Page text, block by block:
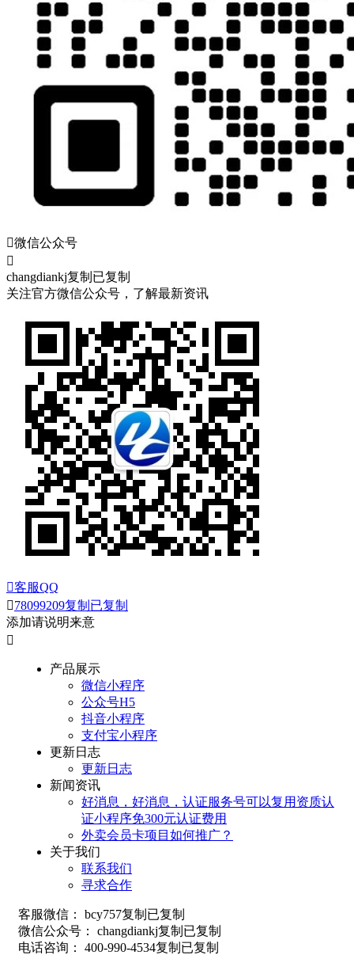
微信公众号

changdiankj复制 已复制
关注官方微信公众号，了解最新资讯
客服QQ
78099209复制 已复制
添加请说明来意

产品展示
微信小程序
公众号H5
抖音小程序
支付宝小程序
更新日志
更新日志
新闻资讯
好消息，好消息，认证服务号可以复用资质认
证小程序免300元认证费用
外卖会员卡项目如何推广？
关于我们
联系我们
寻求合作
客服微信： bcy757复制 已复制
微信公众号： changdiankj复制 已复制
电话咨询： 400-990-4534复制 已复制